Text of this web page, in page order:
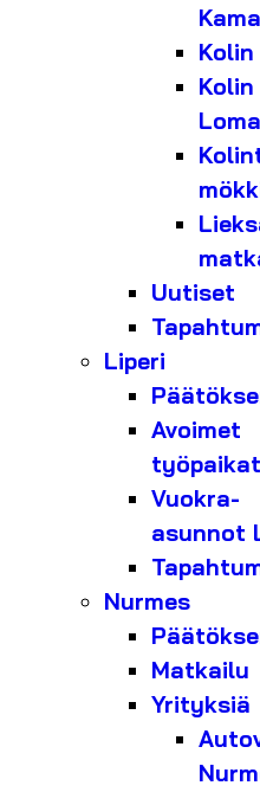
Uutiset
Liperi
Avoimet
työpaikat
Vuokra-
asunnot
Nurmes
Matkailu
Yrityksiä